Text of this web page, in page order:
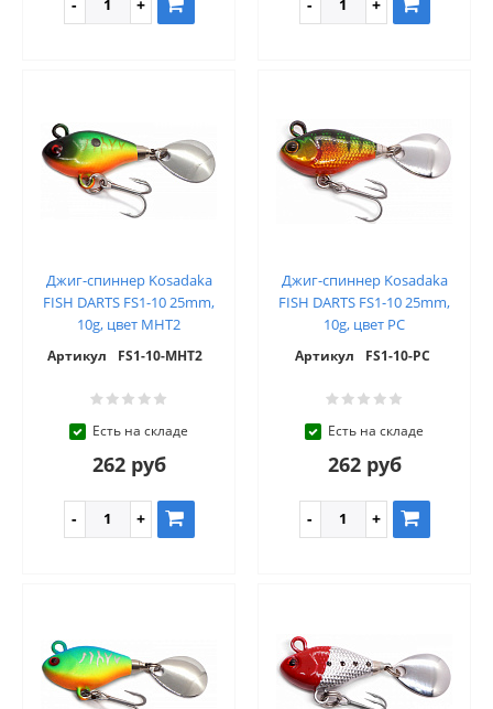
Джиг-спиннер Kosadaka
FISH DARTS FS1-10 25mm,
10g, цвет MHT2
Артикул FS1-10-MHT2
Есть на складе
262 руб
Джиг-спиннер Kosadaka
FISH DARTS FS1-10 25mm,
10g, цвет PC
Артикул FS1-10-PC
Есть на складе
262 руб